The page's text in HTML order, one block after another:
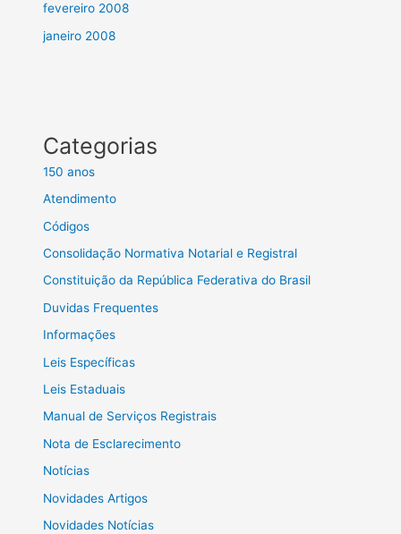
fevereiro 2008
janeiro 2008
Categorias
150 anos
Atendimento
Códigos
Consolidação Normativa Notarial e Registral
Constituição da República Federativa do Brasil
Duvidas Frequentes
Informações
Leis Específicas
Leis Estaduais
Manual de Serviços Registrais
Nota de Esclarecimento
Notícias
Novidades Artigos
Novidades Notícias